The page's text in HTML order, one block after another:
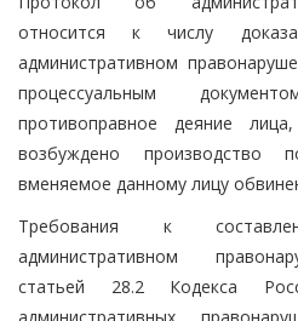
относится к числу
административном
процессуальным
противоправное деяние
возбуждено производство
вменяемое данному лицу
Требования к
административном
статьей 28.2 Кодекса